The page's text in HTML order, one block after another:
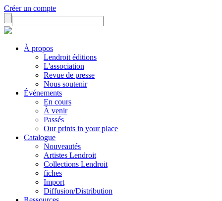
Créer un compte
À propos
Lendroit éditions
L'association
Revue de presse
Nous soutenir
Événements
En cours
À venir
Passés
Our prints in your place
Catalogue
Nouveautés
Artistes Lendroit
Collections Lendroit
fiches
Import
Diffusion/Distribution